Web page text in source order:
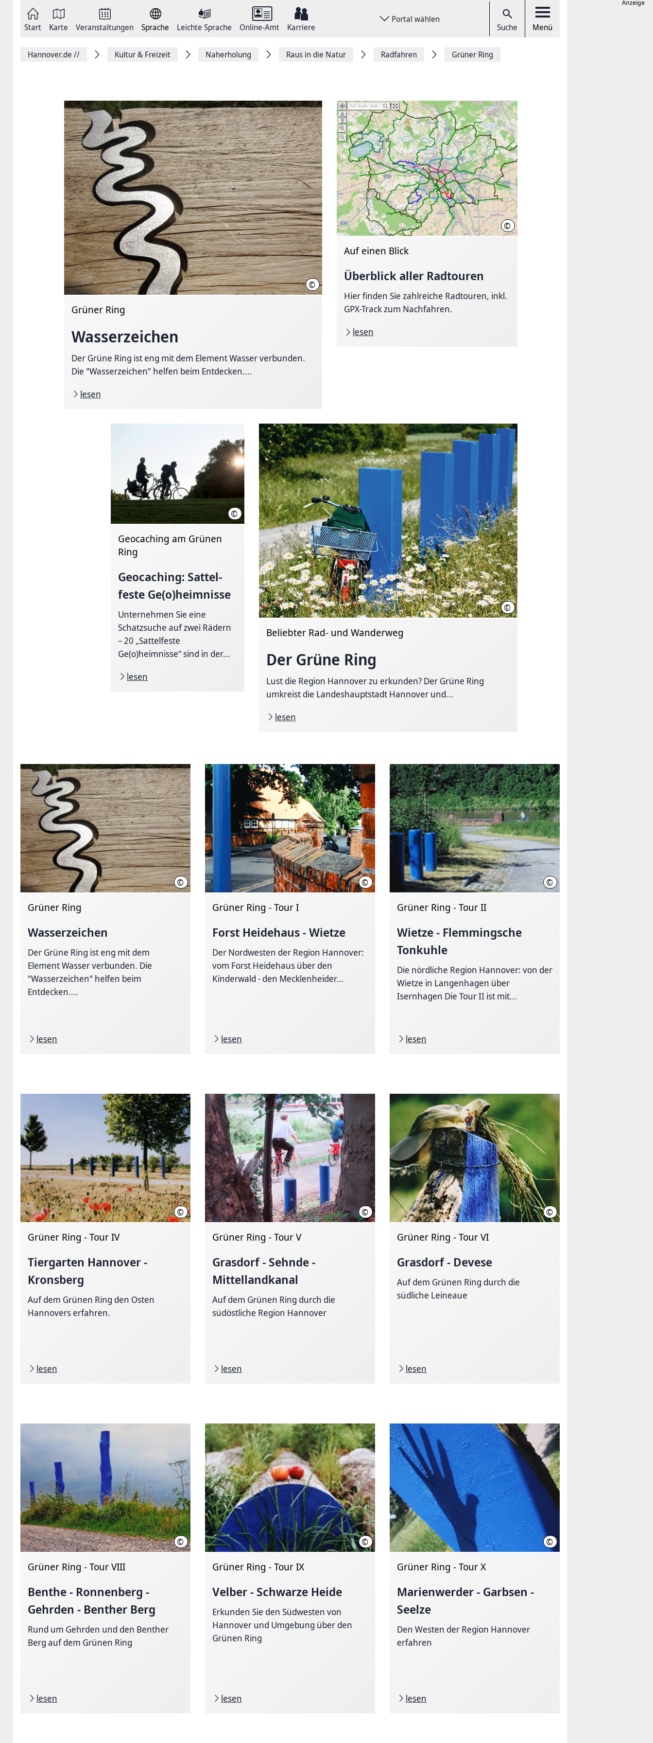
springen
Start Karte Veranstaltungen Sprache Leichte Sprache Online-Amt Karriere
Portal wählen
Suche Menü
FacebookHannover.de // Kultur & Freizeit Naherholung Raus in die Natur Radfahren Grüner Ring
© Region Hannover
Grüner Ring
Wasserzeichen
Der Grüne Ring ist eng mit dem Element Wasser verbunden.
Die "Wasserzeichen" helfen beim Entdecken....
lesen
©
Auf einen Blick
Überblick aller Radtouren
Hier finden Sie zahlreiche Radtouren, inkl.
GPX-Track zum Nachfahren.
lesen
© Region Hannover
Geocaching am Grünen
Ring
Geocaching: Sattel­
feste Ge(o)heimnisse
Unternehmen Sie eine
Schatzsuche auf zwei Rädern
– 20 „Sattelfeste
Ge(o)heimnisse“ sind in der...
lesen
© Region Hannover
Beliebter Rad- und Wanderweg
Der Grüne Ring
Lust die Region Hannover zu erkunden? Der Grüne Ring
umkreist die Landeshauptstadt Hannover und...
lesen
© Region Hannover
Grüner Ring
Wasserzeichen
Der Grüne Ring ist eng mit dem
Element Wasser verbunden. Die
"Wasserzeichen" helfen beim
Entdecken....
lesen
© Region Hannover
Grüner Ring - Tour I
Forst Heidehaus - Wietze
Der Nordwesten der Region Hannover:
vom Forst Heidehaus über den
Kinderwald - den Mecklenheider...
lesen
© Region Hannover
Grüner Ring - Tour II
Wietze - Flemmingsche
Tonkuhle
Die nördliche Region Hannover: von der
Wietze in Langenhagen über
Isernhagen Die Tour II ist mit...
lesen
© Region Hannover
Grüner Ring - Tour IV
Tiergarten Hannover -
Kronsberg
Auf dem Grünen Ring den Osten
Hannovers erfahren.
lesen
© Region Hannover
Grüner Ring - Tour V
Grasdorf - Sehnde -
Mittellandkanal
Auf dem Grünen Ring durch die
südöstliche Region Hannover
lesen
© Region Hannover
Grüner Ring - Tour VI
Grasdorf - Devese
Auf dem Grünen Ring durch die
südliche Leineaue
lesen
© Region Hannover
Grüner Ring - Tour VIII
Benthe - Ronnenberg -
Gehrden - Benther Berg
Rund um Gehrden und den Benther
Berg auf dem Grünen Ring
lesen
© Region Hannover
Grüner Ring - Tour IX
Velber - Schwarze Heide
Erkunden Sie den Südwesten von
Hannover und Umgebung über den
Grünen Ring
lesen
© Region Hannover
Grüner Ring - Tour X
Marienwerder - Garbsen -
Seelze
Den Westen der Region Hannover
erfahren
lesen
Anzeige